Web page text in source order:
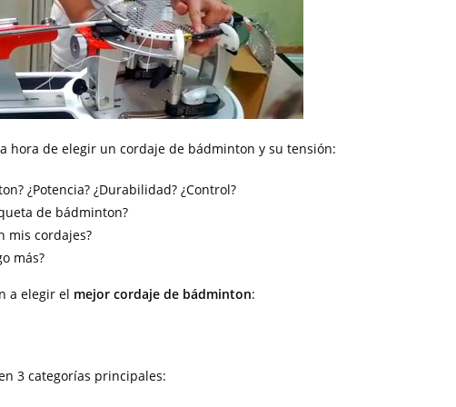
hora de elegir un cordaje de bádminton y su tensión:
¿Potencia? ¿Durabilidad? ¿Control?
de bádminton?
mis cordajes?
más?
a elegir el mejor cordaje de bádminton:
3 categorías principales: